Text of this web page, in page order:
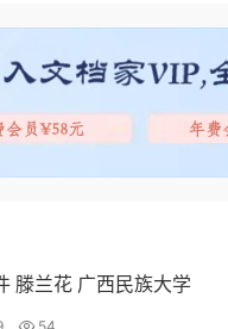
滕兰花 广西民族大学